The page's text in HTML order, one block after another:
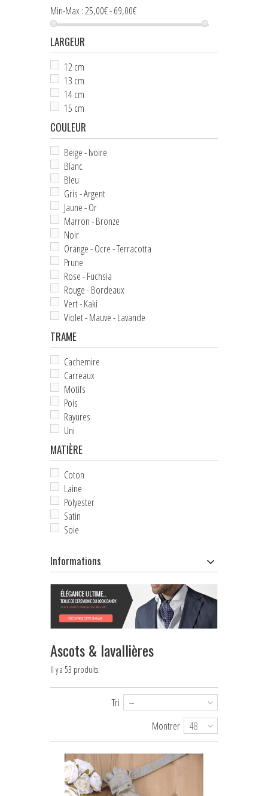
NOEUDS PAPILLON ENFANT
CRAVATES
ASCOTS & LAVALLIÈRES
POCHETTES & BOUTONNIÈRES
BIJOUX FEMME
+
BOUTONS DE MANCHETTE
PINCES & ÉPINGLES À CRAVATE
BALEINES DE COL
ACCESSOIRES DE COIFFURE
PETITS ACCESSOIRES TEXTILES
CRAVATES & PLASTRONS D'ÉQUITATION
HOUSSES D'ÉTRIERS
POCHES À FRIANDISES
BIJOUX DE LICOL
CEINTURES DE SMOKING
ÉCHARPES • FOULARDS
CHÈQUES CADEAU
Min-Max :25,00€ - 69,00€
LARGEUR
12 cm
13 cm
14 cm
15 cm
COULEUR
Beige - Ivoire
Blanc
Bleu
Gris - Argent
Jaune - Or
Marron - Bronze
Noir
Orange - Ocre - Terracotta
Prune
Rose - Fuchsia
Rouge - Bordeaux
Vert - Kaki
Violet - Mauve - Lavande
TRAME
Cachemire
Carreaux
Motifs
Pois
Rayures
Uni
MATIÈRE
Coton
Laine
Polyester
Satin
Soie
Informations
Ascots & lavallières
Il y a 53 produits.
Tri
--
Montrer
48